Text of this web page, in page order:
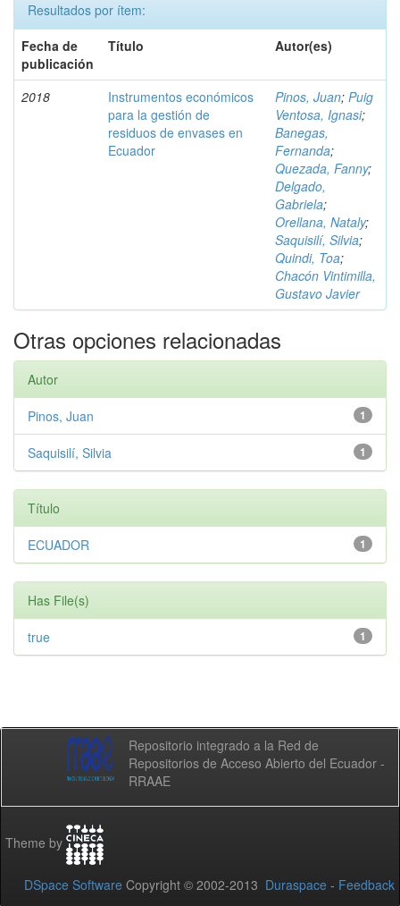
Resultados por ítem:
Fecha de
publicación
Título Autor(es)
2018
Instrumentos económicos
para la gestión de
residuos de envases en
Ecuador
Pinos, Juan; Puig
Ventosa, Ignasi;
Banegas,
Fernanda;
Quezada, Fanny;
Delgado,
Gabriela;
Orellana, Nataly;
Saquisilí, Silvia;
Quindi, Toa;
Chacón Vintimilla,
Gustavo Javier
Otras opciones relacionadas
Autor
1
Pinos, Juan
1
Saquisilí, Silvia
Título
1
ECUADOR
Has File(s)
1
true
Repositorio integrado a la Red de
Repositorios de Acceso Abierto del Ecuador -
RRAAE
Theme by
DSpace Software Copyright © 2002-2013 Duraspace - Feedback